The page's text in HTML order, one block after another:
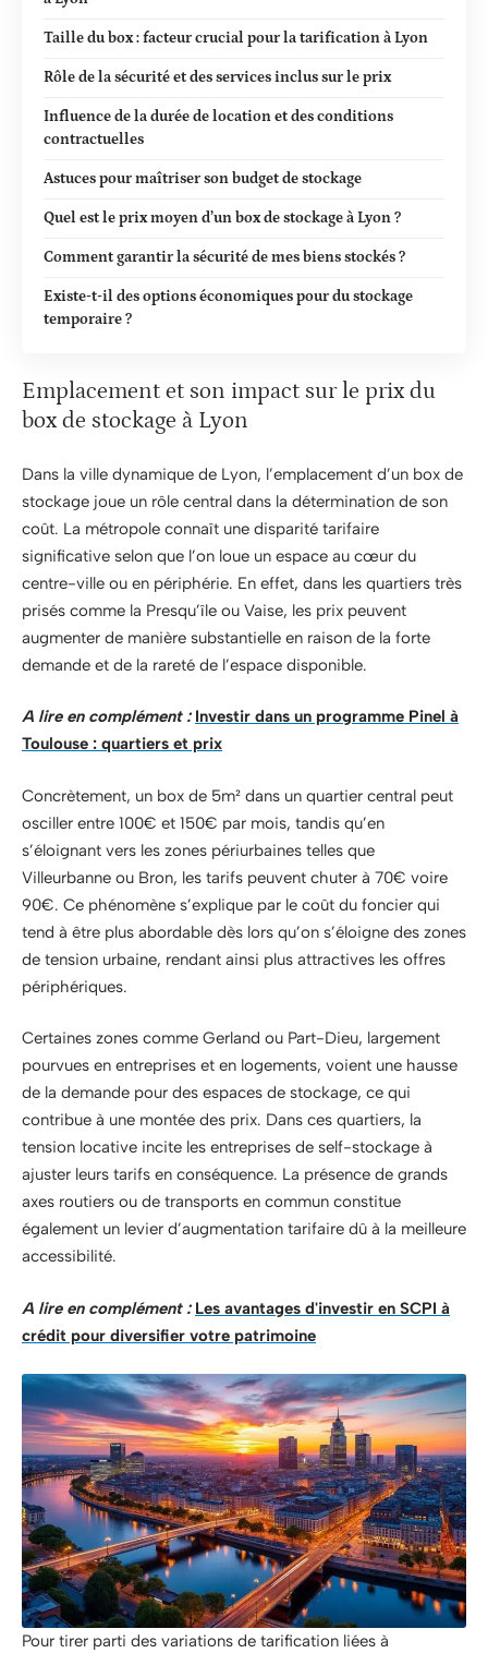
Taille du box : facteur crucial pour la tarification à Lyon
Rôle de la sécurité et des services inclus sur le prix
Influence de la durée de location et des conditions
contractuelles
Astuces pour maîtriser son budget de stockage
Quel est le prix moyen d’un box de stockage à Lyon ?
Comment garantir la sécurité de mes biens stockés ?
Existe-t-il des options économiques pour du stockage
temporaire ?
Emplacement et son impact sur le prix du
box de stockage à Lyon
Dans la ville dynamique de Lyon, l’emplacement d’un box de
stockage joue un rôle central dans la détermination de son
coût. La métropole connaît une disparité tarifaire
significative selon que l’on loue un espace au cœur du
centre-ville ou en périphérie. En effet, dans les quartiers très
prisés comme la Presqu’île ou Vaise, les prix peuvent
augmenter de manière substantielle en raison de la forte
demande et de la rareté de l’espace disponible.
A lire en complément : Investir dans un programme Pinel à
Toulouse : quartiers et prix
Concrètement, un box de 5m² dans un quartier central peut
osciller entre 100€ et 150€ par mois, tandis qu’en
s’éloignant vers les zones périurbaines telles que
Villeurbanne ou Bron, les tarifs peuvent chuter à 70€ voire
90€. Ce phénomène s’explique par le coût du foncier qui
tend à être plus abordable dès lors qu’on s’éloigne des zones
de tension urbaine, rendant ainsi plus attractives les offres
périphériques.
Certaines zones comme Gerland ou Part-Dieu, largement
pourvues en entreprises et en logements, voient une hausse
de la demande pour des espaces de stockage, ce qui
contribue à une montée des prix. Dans ces quartiers, la
tension locative incite les entreprises de self-stockage à
ajuster leurs tarifs en conséquence. La présence de grands
axes routiers ou de transports en commun constitue
également un levier d’augmentation tarifaire dû à la meilleure
accessibilité.
A lire en complément : Les avantages d'investir en SCPI à
crédit pour diversifier votre patrimoine
Pour tirer parti des variations de tarification liées à